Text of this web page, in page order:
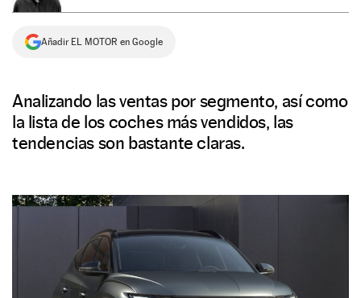
Añadir EL MOTOR en Google
Analizando las ventas por segmento, así como
la lista de los coches más vendidos, las
tendencias son bastante claras.